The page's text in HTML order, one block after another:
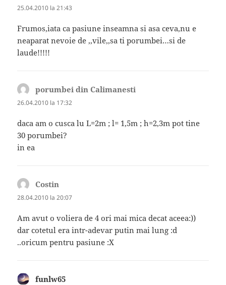
25.04.2010 la 21:43
Frumos,iata ca pasiune inseamna si asa ceva,nu e
neaparat nevoie de ,,vile,,sa ti porumbei…si de
laude!!!!!
porumbei din Calimanesti
26.04.2010 la 17:32
daca am o cusca lu L=2m ; l= 1,5m ; h=2,3m pot tine
30 porumbei?
in ea
Costin
28.04.2010 la 20:07
Am avut o voliera de 4 ori mai mica decat aceea:))
dar cotetul era intr-adevar putin mai lung :d
..oricum pentru pasiune :X
funlw65